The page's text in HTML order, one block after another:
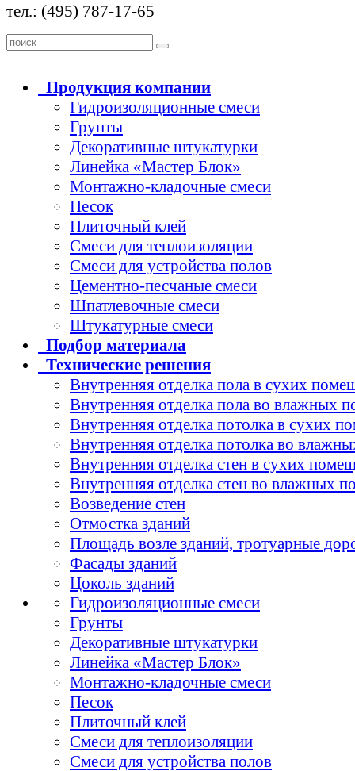
тел.: (495) 787-17-65
Продукция компании
Гидроизоляционные смеси
Грунты
Декоративные штукатурки
Линейка «Мастер Блок»
Монтажно-кладочные смеси
Песок
Плиточный клей
Смеси для теплоизоляции
Смеси для устройства полов
Цементно-песчаные смеси
Шпатлевочные смеси
Штукатурные смеси
Подбор материала
Технические решения
Внутренняя отделка пола в сухих
Внутренняя отделка пола во влажных
Внутренняя отделка потолка в сухих
Внутренняя отделка потолка во
Внутренняя отделка стен в сухих
Внутренняя отделка стен во влажных
Возведение стен
Отмостка зданий
Площадь возле зданий, тротуарные
Фасады зданий
Цоколь зданий
Гидроизоляционные смеси
Грунты
Декоративные штукатурки
Линейка «Мастер Блок»
Монтажно-кладочные смеси
Песок
Плиточный клей
Смеси для теплоизоляции
Смеси для устройства полов